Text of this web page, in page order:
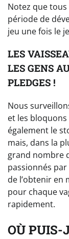
Notez que
période de
jeu une fois le
LES
LES GENS
PLEDGES !
Nous
et les
également le
mais, dans la
grand nombre
passionnés
de l’obtenir en
pour chaque
rapidement.
OÙ PUIS-